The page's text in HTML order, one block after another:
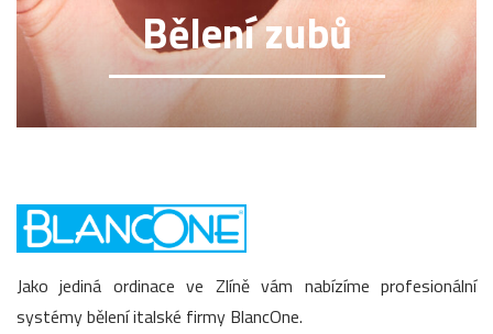
Jako jediná ordinace ve Zlíně vám nabízíme profesionální
systémy bělení italské firmy BlancOne.
Bělení zubů